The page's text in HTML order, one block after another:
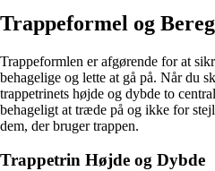
Trappeformel og
Trappeformlen er afgørende for at
behagelige og lette at gå på. Når du
trappetrinets højde og dybde to
behageligt at træde på og ikke for
dem, der bruger trappen.
Trappetrin Højde og Dybde